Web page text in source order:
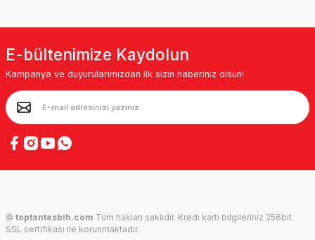
E-bültenimize Kaydolun
Kampanya ve duyurularımızdan ilk sizin haberiniz olsun!
© toptantesbih.com Tüm hakları saklıdır. Kredi kartı bilgileriniz 256bit
SSL sertifikası ile korunmaktadır.